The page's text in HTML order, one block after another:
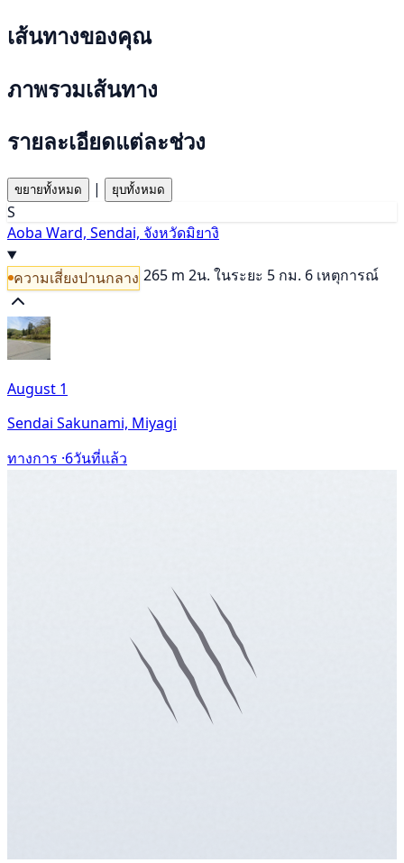
เส้นทางของคุณ
ภาพรวมเส้นทาง
รายละเอียดแต่ละช่วง
ขยายทั้งหมด | ยุบทั้งหมด
S
Aoba Ward, Sendai, จังหวัดมิยางิ
ความเสี่ยงปานกลาง 265 m 2น. ในระยะ 5 กม. 6 เหตุการณ์
August 1
Sendai Sakunami, Miyagi
ทางการ ·6วันที่แล้ว